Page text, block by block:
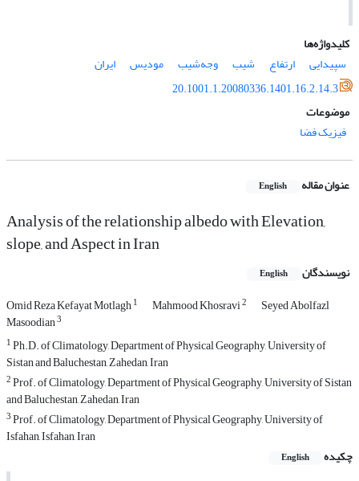
کلیدواژه‌ها
سپیدایی
ارتفاع شیب وجه‌شیب مودیس
ایران
20.1001.1.20080336.1401.16.2.14.3
موضوعات
فیزیک فضا
عنوان مقاله English
Analysis of the relationship albedo with Elevation,
slope, and Aspect in Iran
نویسندگان English
Omid Reza Kefayat Motlagh1 Mahmood Khosravi2 Seyed Abolfazl
Masoodian3
1Ph.D. of Climatology, Department of Physical Geography, University of
Sistan and Baluchestan, Zahedan, Iran
2Prof. of Climatology, Department of Physical Geography, University of Sistan
and Baluchestan, Zahedan, Iran
3Prof. of Climatology, Department of Physical Geography, University of
Isfahan, Isfahan, Iran
چکیده
English